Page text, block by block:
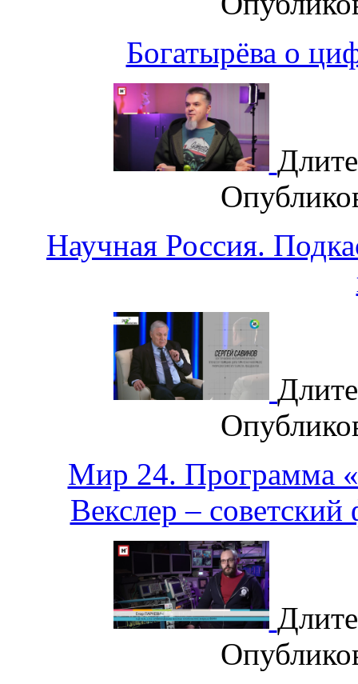
Богатырёва о
Научная Россия.
Мир 24. Программа
Векслер –